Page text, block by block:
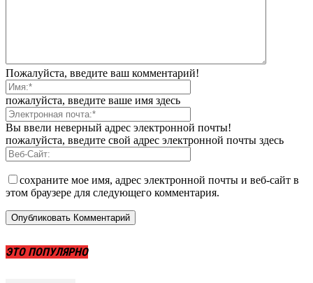
Пожалуйста, введите ваш комментарий!
пожалуйста, введите ваше имя здесь
Вы ввели неверный адрес электронной почты!
пожалуйста, введите свой адрес электронной почты здесь
сохраните мое имя, адрес электронной почты и веб-сайт в
этом браузере для следующего комментария.
ЭТО ПОПУЛЯРНО